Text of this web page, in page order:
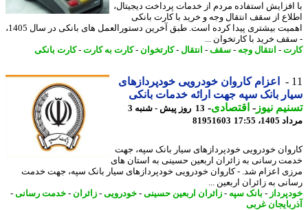
استفاده مردم از خدمات پرداخت دیجیتال،
از سقف انتقال وجه و خرید با کارت بانکی
اهمیت بیشتری پیدا کرده است. طبق آخرین دستورالعمل های بانکی در سال 1405،
خرید با کارتخوان ...
- انتقال وجه -سقف-انتقال-کارتخوان- کارت به کارت- کارت بانکی
اعزام کاروان خودرویی خودپردازهای
بانک سپه جهت ارائه خدمات بانکی
نیوز-اقتصادی-
13 روز پیش - شنبه 3
17:55
81951603
خودرویی خودپردازهای سیار بانک سپه، جهت
رسانی به زائران اربعین حسینی به استان های
اعزام شد. - کاروان خودرویی خودپردازهای سیار بانک سپه، جهت خدمت
به زائران اربعین ...
-بانک سپه -زائران اربعین حسینی-خودرویی -زائران- خدمت رسانی-
غربی